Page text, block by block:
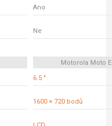
Ano
Ne
Motorola Moto
6.5 "
1600 × 720 bodů